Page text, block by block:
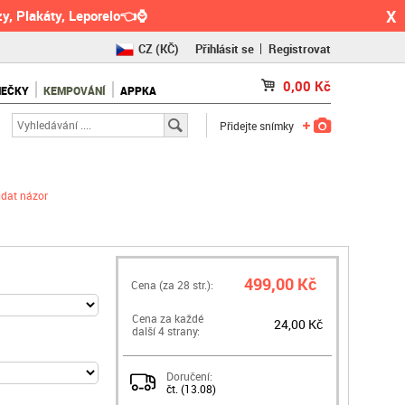
Plakáty, Leporelo👈⌚ X
CZ(KČ)
RO(RON)
Přihlásit se Registrovat
KEMPOVÁNÍ APPKA 0,00 Kč
Přidejte snímky
názor
Cena (za 28 str.): 499,00 Kč
Cena za každé
další 4 strany:
24,00 Kč
Doručení:
čt. (13.08)